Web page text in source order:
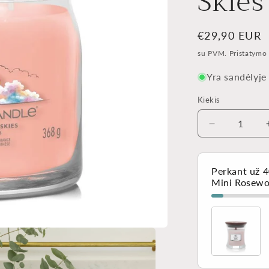
Įprasta
kaina
€29,90 EUR
su PVM.
Yra sandėlyje
Kiekis
Kiekis
Sumažinti
Yankee
Candle®
Signature
vidutinė
žvakė
–
Skies
kiekį
Perkant už
Mini